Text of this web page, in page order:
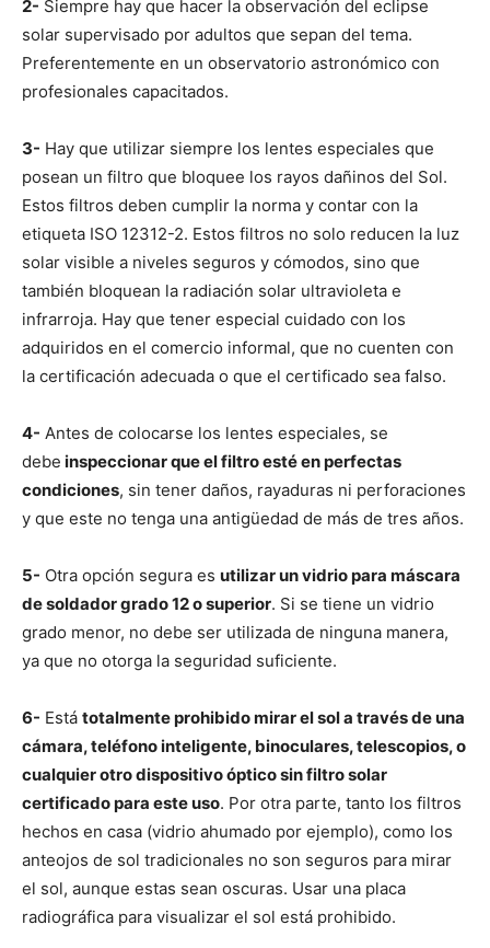
2- Siempre hay que hacer la observación del eclipse
solar supervisado por adultos que sepan del tema.
Preferentemente en un observatorio astronómico con
profesionales capacitados.
3- Hay que utilizar siempre los lentes especiales que
posean un filtro que bloquee los rayos dañinos del Sol.
Estos filtros deben cumplir la norma y contar con la
etiqueta ISO 12312-2. Estos filtros no solo reducen la luz
solar visible a niveles seguros y cómodos, sino que
también bloquean la radiación solar ultravioleta e
infrarroja. Hay que tener especial cuidado con los
adquiridos en el comercio informal, que no cuenten con
la certificación adecuada o que el certificado sea falso.
4- Antes de colocarse los lentes especiales, se
debe inspeccionar que el filtro esté en perfectas
condiciones, sin tener daños, rayaduras ni perforaciones
y que este no tenga una antigüedad de más de tres años.
5- Otra opción segura es utilizar un vidrio para máscara
de soldador grado 12 o superior. Si se tiene un vidrio
grado menor, no debe ser utilizada de ninguna manera,
ya que no otorga la seguridad suficiente.
6- Está totalmente prohibido mirar el sol a través de una
cámara, teléfono inteligente, binoculares, telescopios, o
cualquier otro dispositivo óptico sin filtro solar
certificado para este uso. Por otra parte, tanto los filtros
hechos en casa (vidrio ahumado por ejemplo), como los
anteojos de sol tradicionales no son seguros para mirar
el sol, aunque estas sean oscuras. Usar una placa
radiográfica para visualizar el sol está prohibido.